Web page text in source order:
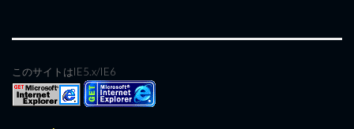
このサイトはIE5.x/IE6